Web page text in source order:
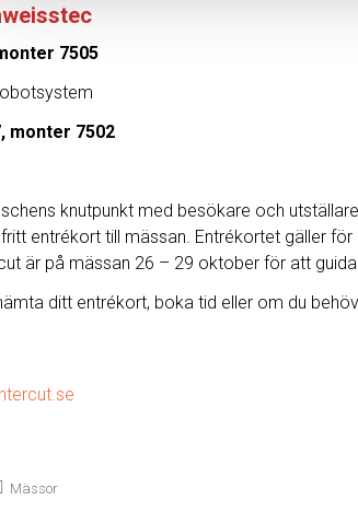
7505
monter 7502
knutpunkt med besökare och
entrékort till mässan. Entrékortet gäller för
är på mässan 26 – 29 oktober för att
ditt entrékort, boka tid eller om du
Mässor